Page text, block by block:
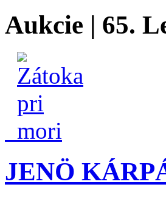
Aukcie | 65.
JENÖ